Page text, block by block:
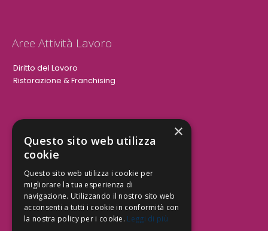
Aree Attività Lavoro
Diritto del Lavoro
Ristorazione & Franchising
Aree Attività Civile
Tutele del Credito
Responsabilità Civile
Contrattualistica
×
Questo sito web utilizza
cookie
Questo sito web utilizza i cookie per
migliorare la tua esperienza di
navigazione. Utilizzando il nostro sito web
acconsenti a tutti i cookie in conformità con
la nostra policy per i cookie. Leggi di più